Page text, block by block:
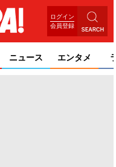
ログイン
会員登録
ニュース エンタメ